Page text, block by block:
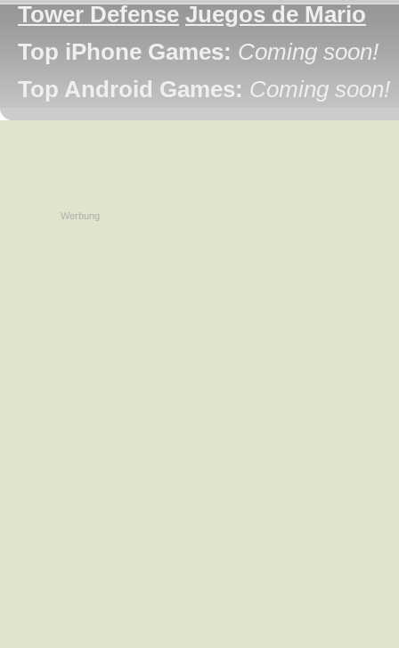
Tower Defense Juegos de Mario
Top iPhone Games: Coming soon!
Top Android Games: Coming soon!
Werbung